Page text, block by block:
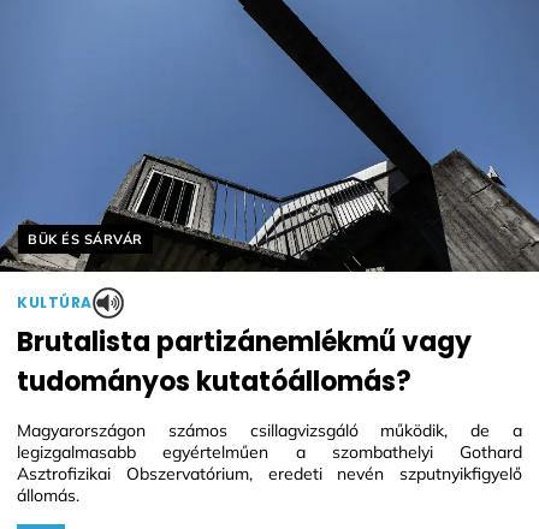
Helyszín címkék:
BÜK ÉS SÁRVÁR
KULTÚRA
Brutalista partizánemlékmű vagy
tudományos kutatóállomás?
Magyarországon számos csillagvizsgáló működik, de a
legizgalmasabb egyértelműen a szombathelyi Gothard
Asztrofizikai Obszervatórium, eredeti nevén szputnyikfigyelő
állomás.